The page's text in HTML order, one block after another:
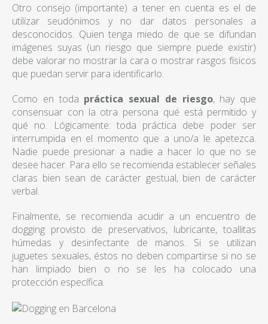
Otro consejo (importante) a tener en cuenta es el de
utilizar seudónimos y no dar datos personales a
desconocidos. Quien tenga miedo de que se difundan
imágenes suyas (un riesgo que siempre puede existir)
debe valorar no mostrar la cara o mostrar rasgos físicos
que puedan servir para identificarlo.
Como en toda práctica sexual de riesgo, hay que
consensuar con la otra persona qué está permitido y
qué no. Lógicamente: toda práctica debe poder ser
interrumpida en el momento que a uno/a le apetezca.
Nadie puede presionar a nadie a hacer lo que no se
desee hacer. Para ello se recomienda establecer señales
claras bien sean de carácter gestual, bien de carácter
verbal.
Finalmente, se recomienda acudir a un encuentro de
dogging provisto de preservativos, lubricante, toallitas
húmedas y desinfectante de manos. Si se utilizan
juguetes sexuales, éstos no deben compartirse si no se
han limpiado bien o no se les ha colocado una
protección específica.